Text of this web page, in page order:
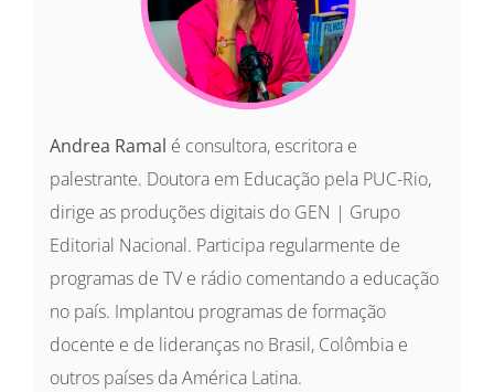
Andrea Ramal é consultora, escritora e
palestrante. Doutora em Educação pela PUC-Rio,
dirige as produções digitais do GEN | Grupo
Editorial Nacional. Participa regularmente de
programas de TV e rádio comentando a educação
no país. Implantou programas de formação
docente e de lideranças no Brasil, Colômbia e
outros países da América Latina.